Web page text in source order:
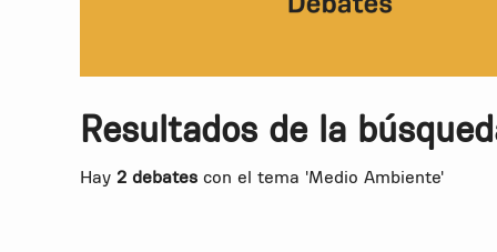
Resultados de la
Hay 2 debates con el tema 'Medio Ambiente'